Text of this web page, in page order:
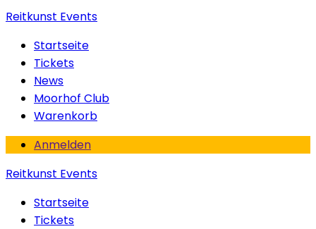
Reitkunst Events
Startseite
Tickets
News
Moorhof Club
Warenkorb
Anmelden
Reitkunst Events
Startseite
Tickets